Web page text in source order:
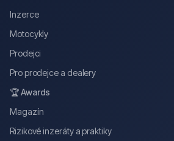
Inzerce
Motocykly
Prodejci
Pro prodejce a dealery
🏆 Awards
Magazín
Rizikové inzeráty a praktiky